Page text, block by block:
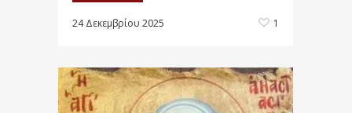
24 Δεκεμβρίου 2025 1